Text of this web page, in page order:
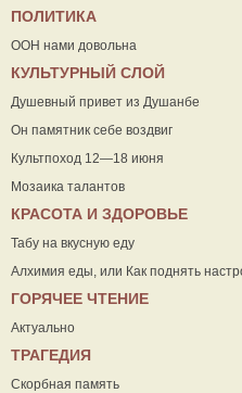
ПОЛИТИКА
ООН нами довольна
КУЛЬТУРНЫЙ СЛОЙ
Душевный привет из Душанбе
Он памятник себе воздвиг
Культпоход 12—18 июня
Мозаика талантов
КРАСОТА И ЗДОРОВЬЕ
Табу на вкусную еду
Алхимия еды, или Как поднять
ГОРЯЧЕЕ ЧТЕНИЕ
Актуально
ТРАГЕДИЯ
Скорбная память